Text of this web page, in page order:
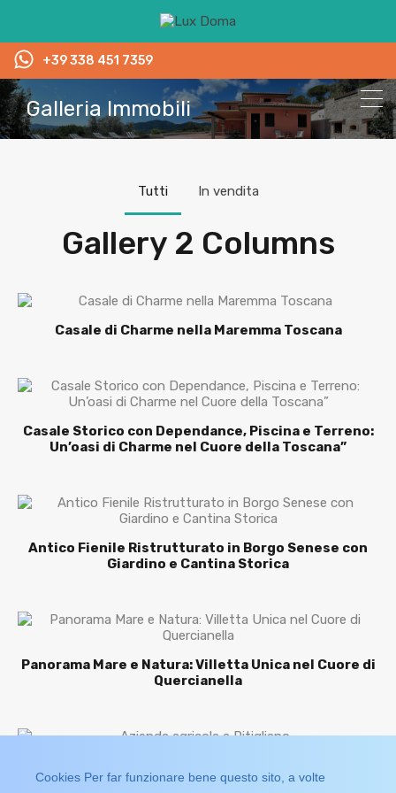
+39 338 451 7359
Galleria Immobili
Gallery 2 Columns
Tutti In vendita
Casale di Charme nella Maremma Toscana
Casale Storico con Dependance, Piscina e Terreno:
Un’oasi di Charme nel Cuore della Toscana”
Antico Fienile Ristrutturato in Borgo Senese con
Giardino e Cantina Storica
Panorama Mare e Natura: Villetta Unica nel Cuore di
Quercianella
Cookies Per far funzionare bene questo sito, a volte